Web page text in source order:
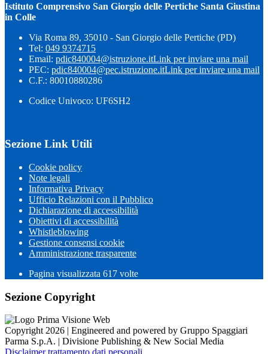
Istituto Comprensivo San Giorgio delle Pertiche Santa Giustina
in Colle
Via Roma 89, 35010 - San Giorgio delle Pertiche (PD)
Tel: 049 9374715
Email: pdic840004@istruzione.itLink per inviare una mail
PEC: pdic840004@pec.istruzione.itLink per inviare una mail
C.F.: 80010880286
Codice Univoco: UF6SH2
Sezione Link Utili
Cookie policy
Note legali
Informativa Privacy
Ufficio Relazioni con il Pubblico
Dichiarazione di accessibilità
Obiettivi di accessibilità
Whistleblowing
Gestione consensi cookie
Amministrazione trasparente
Pagina visualizzata 617 volte
Sezione Copyright
Copyright 2026 | Engineered and powered by Gruppo Spaggiari
Parma S.p.A. | Divisione Publishing & New Social Media